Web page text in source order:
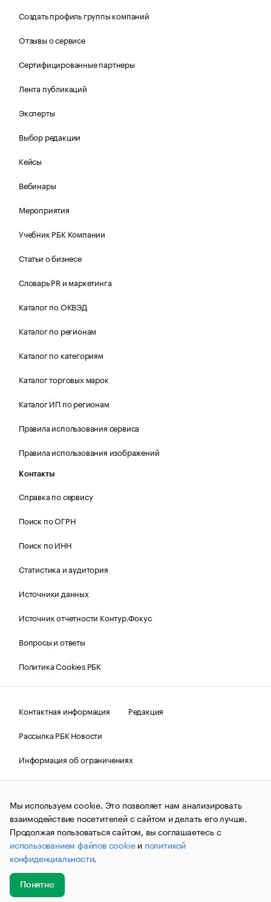
Создать профиль группы компаний
Отзывы о сервисе
Сертифицированные партнеры
Лента публикаций
Эксперты
Выбор редакции
Кейсы
Вебинары
Мероприятия
Учебник РБК Компании
Статьи о бизнесе
Словарь PR и маркетинга
Каталог по ОКВЭД
Каталог по регионам
Каталог по категориям
Каталог торговых марок
Каталог ИП по регионам
Правила использования сервиса
Правила использования изображений
Контакты
Справка по сервису
Поиск по ОГРН
Поиск по ИНН
Статистика и аудитория
Источники данных
Источник отчетности Контур.Фокус
Вопросы и ответы
Политика Cookies РБК
Контактная информация
Редакция
Рассылка РБК Новости
Информация об ограничениях
Правовая информация
О соблюдении авторских прав
© АО «РОСБИЗНЕСКОНСАЛТИНГ»,1995–2026.Сообщения
и материалы информационного агентства «РБК»
(зарегистрировано Федеральной службой по надзору в сфере
связи, информационных технологий и массовых
коммуникаций (Роскомнадзор) 09.12.2015 за номером ИА
№ФС77-63848) сопровождаются пометкой «РБК». Отдельные
публикации могут содержать информацию,
не предназначенную для пользователей
до 18 лет.
Мы используем cookie. Это позволяет нам анализировать
взаимодействие посетителей с сайтом и делать его лучше.
Продолжая пользоваться сайтом, вы соглашаетесь с
использованием файлов cookieи политикой
конфиденциальности.
Понятно